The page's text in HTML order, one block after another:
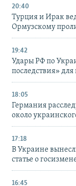
20:40
Турция и Ирак
Ормузскому
19:42
Удары РФ по
последствия»
18:05
Германия
около
17:18
В Украине
статье о
16:45